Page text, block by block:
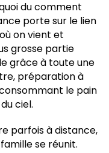
du comment
porte sur le lien
on vient et
grosse partie
grâce à toute une
préparation à
le pain
ciel.
parfois à distance,
se réunit.